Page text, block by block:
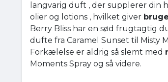
langvarig duft , der supplerer din
olier og lotions , hvilket giver
Berry Bliss har en sød frugtagtig
dufte fra Caramel Sunset til Misty
Forkælelse er aldrig så slemt med
Moments Spray og så videre.